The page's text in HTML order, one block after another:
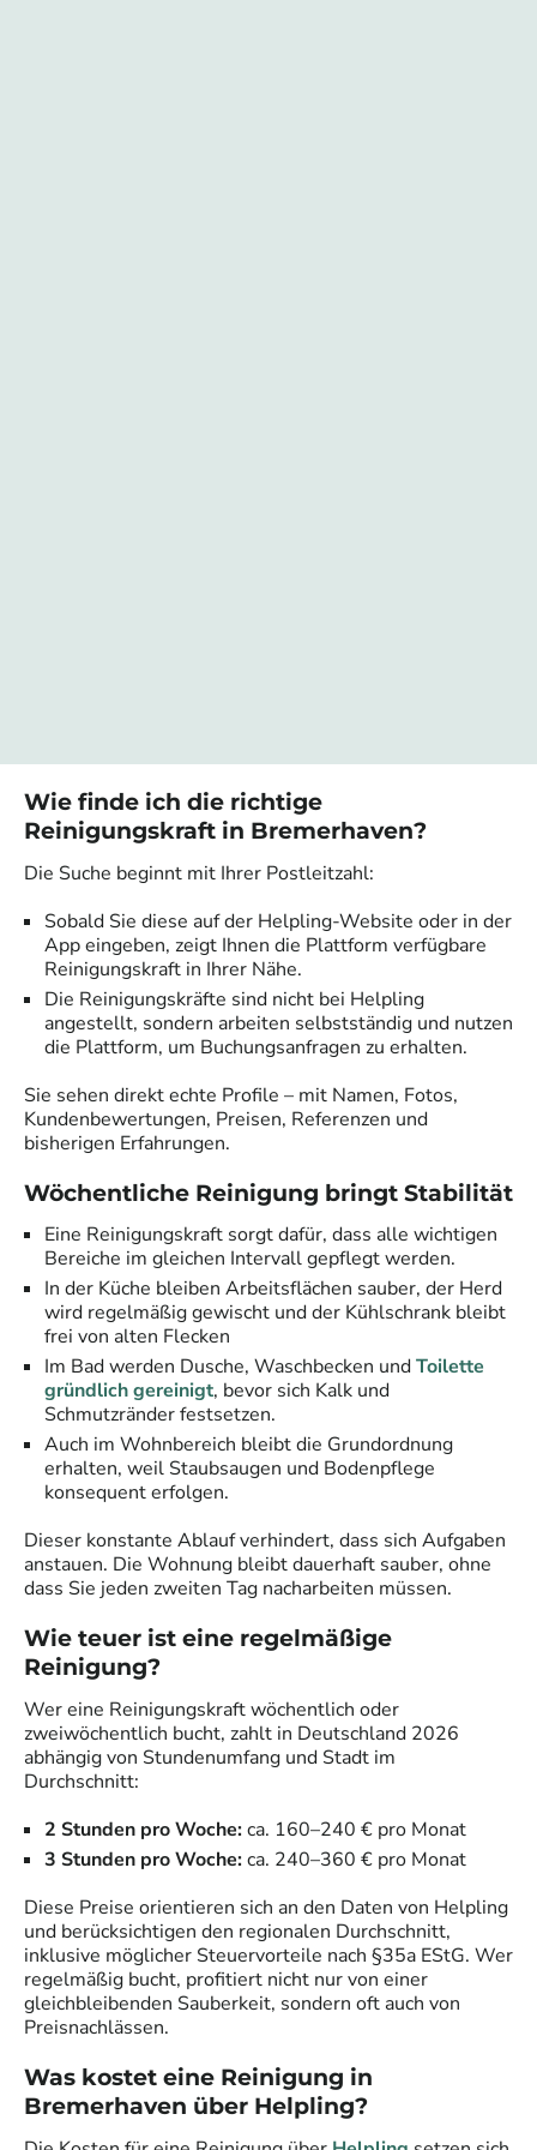
Wie finde ich die richtige
Reinigungskraft in Bremerhaven?
Die Suche beginnt mit Ihrer Postleitzahl:
Sobald Sie diese auf der Helpling-Website oder in der
App eingeben, zeigt Ihnen die Plattform verfügbare
Reinigungskraft in Ihrer Nähe.
Die Reinigungskräfte sind nicht bei Helpling
angestellt, sondern arbeiten selbstständig und nutzen
die Plattform, um Buchungsanfragen zu erhalten.
Sie sehen direkt echte Profile – mit Namen, Fotos,
Kundenbewertungen, Preisen, Referenzen und
bisherigen Erfahrungen.
Wöchentliche Reinigung bringt Stabilität
Eine Reinigungskraft sorgt dafür, dass alle wichtigen
Bereiche im gleichen Intervall gepflegt werden.
In der Küche bleiben Arbeitsflächen sauber, der Herd
wird regelmäßig gewischt und der Kühlschrank bleibt
frei von alten Flecken
Im Bad werden Dusche, Waschbecken undToilette
gründlich gereinigt, bevor sich Kalk und
Schmutzränder festsetzen.
Auch im Wohnbereich bleibt die Grundordnung
erhalten, weil Staubsaugen und Bodenpflege
konsequent erfolgen.
Dieser konstante Ablauf verhindert, dass sich Aufgaben
anstauen. Die Wohnung bleibt dauerhaft sauber, ohne
dass Sie jeden zweiten Tag nacharbeiten müssen.
Wie teuer ist eine regelmäßige
Reinigung?
Wer eine Reinigungskraft wöchentlich oder
zweiwöchentlich bucht, zahlt in Deutschland 2026
abhängig von Stundenumfang und Stadt im
Durchschnitt:
2 Stunden pro Woche:ca. 160–240 € pro Monat
3 Stunden pro Woche:ca. 240–360 € pro Monat
Diese Preise orientieren sich an den Daten von Helpling
und berücksichtigen den regionalen Durchschnitt,
inklusive möglicher Steuervorteile nach §35a EStG. Wer
regelmäßig bucht, profitiert nicht nur von einer
gleichbleibenden Sauberkeit, sondern oft auch von
Preisnachlässen.
Was kostet eine Reinigung in
Bremerhaven über Helpling?